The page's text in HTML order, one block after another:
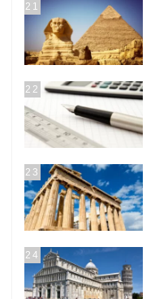
21
22
23
24